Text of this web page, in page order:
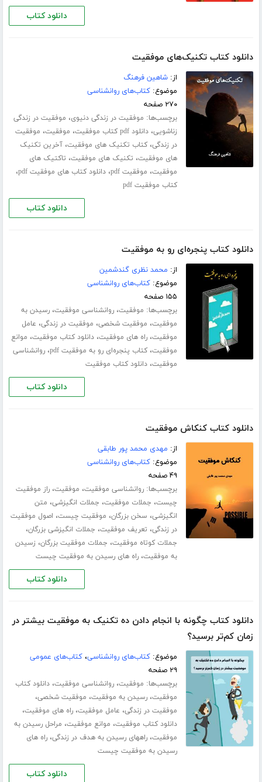
دانلود کتاب
دانلود کتاب تکنیک‌های موفقیت
از:شاهین فرهنگ
موضوع:کتاب‌های روانشناسی
۲۷۰ صفحه
برچسب‌ها: موفقیت در زندگی دنیوی، موفقیت در زندگی
زناشویی،دانلود pdf کتاب موفقیت ، موفقیت، موفقیت
در زندگی،کتاب تکنیک های موفقیت،آخرین تکنیک
های موفقیت، تکنیک های موفقیت، تاکتیک های
موفقیت، موفقیت pdf ،دانلود کتاب های موفقیت pdf ،
کتاب موفقیت pdf
دانلود کتاب
دانلود کتاب پنجره‌ای رو به موفقیت
از: محمد نظری گندشمین
موضوع:کتاب‌های روانشناسی
۱۵۵ صفحه
برچسب‌ها: موفقیت،روانشناسی موفقیت،رسیدن به
موفقیت، موفقیت شخصی، موفقیت در زندگی، عامل
موفقیت،راه های موفقیت،دانلود کتاب موفقیت، موانع
موفقیت،کتاب پنجره‌ای رو به موفقیت pdf ،روانشناسی
موفقیت،دانلود کتاب موفقیت
دانلود کتاب
دانلود کتاب کنکاش موفقیت
از: مهدی محمد پور طابقی
موضوع:کتاب‌های روانشناسی
۴۹ صفحه
برچسب‌ها:روانشناسی موفقیت، موفقیت،راز موفقیت
چیست، جملات موفقیت، جملات انگیزشی، متن
انگیزشی، سخن بزرگان، موفقیت چیست، اصول موفقیت
در زندگی، تعریف موفقیت، جملات انگیزشی بزرگان،
جملات کوتاه موفقیت، جملات موفقیت بزرگان، زسیدن
به موفقیت،راه های رسیدن به موفقیت چیست
دانلود کتاب
دانلود کتاب چگونه با انجام دادن ده تکنیک به موفقیت بیشتر در
زمان کم‌تر برسید؟
موضوع:کتاب‌های روانشناسی،کتاب‌های عمومی
۲۹ صفحه
برچسب‌ها: موفقیت،روانشناسی موفقیت،دانلود کتاب
موفقیت،رسیدن به موفقیت، موفقیت شخصی،
موفقیت در زندگی، عامل موفقیت،راه های موفقیت،
دانلود کتاب موفقیت، موانع موفقیت، مراحل رسیدن به
موفقیت،راههای رسیدن به هدف در زندگی،راه های
رسیدن به موفقیت چیست
دانلود کتاب